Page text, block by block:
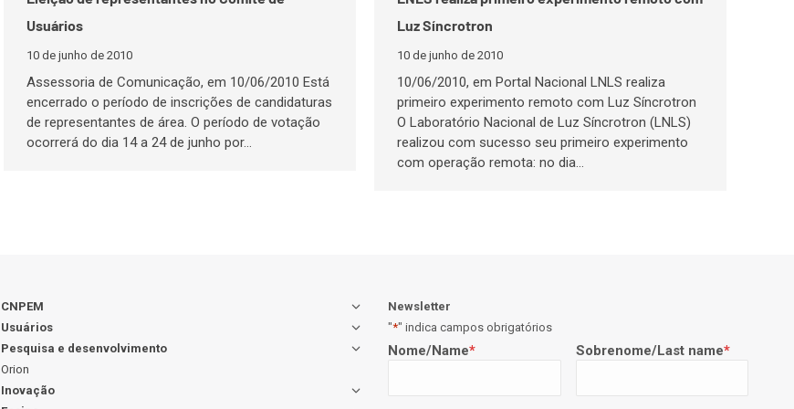
Usuários
10 de junho de 2010
Assessoria de Comunicação, em 10/06/2010 Está
encerrado o período de inscrições de candidaturas
de representantes de área. O período de votação
ocorrerá do dia 14 a 24 de junho por…
Luz Síncrotron
10 de junho de 2010
10/06/2010, em Portal Nacional LNLS realiza
primeiro experimento remoto com Luz Síncrotron
O Laboratório Nacional de Luz Síncrotron (LNLS)
realizou com sucesso seu primeiro experimento
com operação remota: no dia…
CNPEM
Usuários
Pesquisa e desenvolvimento
Orion
Inovação
Newsletter
"*" indica campos obrigatórios
Nome/Name* Sobrenome/Last name*